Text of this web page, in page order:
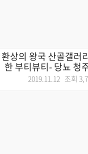
환상의 왕국 산골갤러
한 부티뷰티- 당뇨 청
2019.11.12 조회